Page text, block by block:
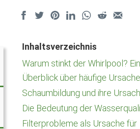
Inhaltsverzeichnis
Warum stinkt der Whirlpool? Ein
Überblick über häufige
Schaumbildung und ihre
Die Bedeutung der
Filterprobleme als Ursache für